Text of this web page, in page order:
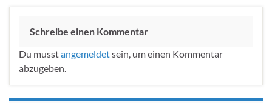
Schreibe einen Kommentar
Du musstangemeldetsein, um einen Kommentar
abzugeben.